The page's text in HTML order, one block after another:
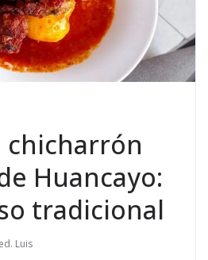
chicharrón
Huancayo:
tradicional
Luis